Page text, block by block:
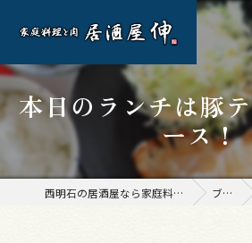
本日のランチは豚
ース！
西明石の居酒屋なら家庭料理と肉 居酒屋 伸 ブログ